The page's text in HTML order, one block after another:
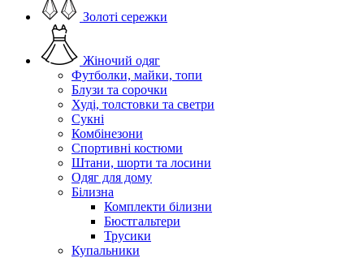
Золоті сережки
Жіночий одяг
Футболки, майки, топи
Блузи та сорочки
Худі, толстовки та светри
Сукні
Комбінезони
Спортивні костюми
Штани, шорти та лосини
Одяг для дому
Білизна
Комплекти білизни
Бюстгальтери
Трусики
Купальники